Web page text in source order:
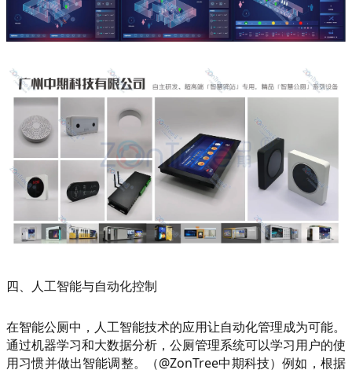
四、人工智能与自动化控制
在智能公厕中，人工智能技术的应用让自动化管理成为可能。
通过机器学习和大数据分析，公厕管理系统可以学习用户的使
用习惯并做出智能调整。（@ZonTree中期科技）例如，根据